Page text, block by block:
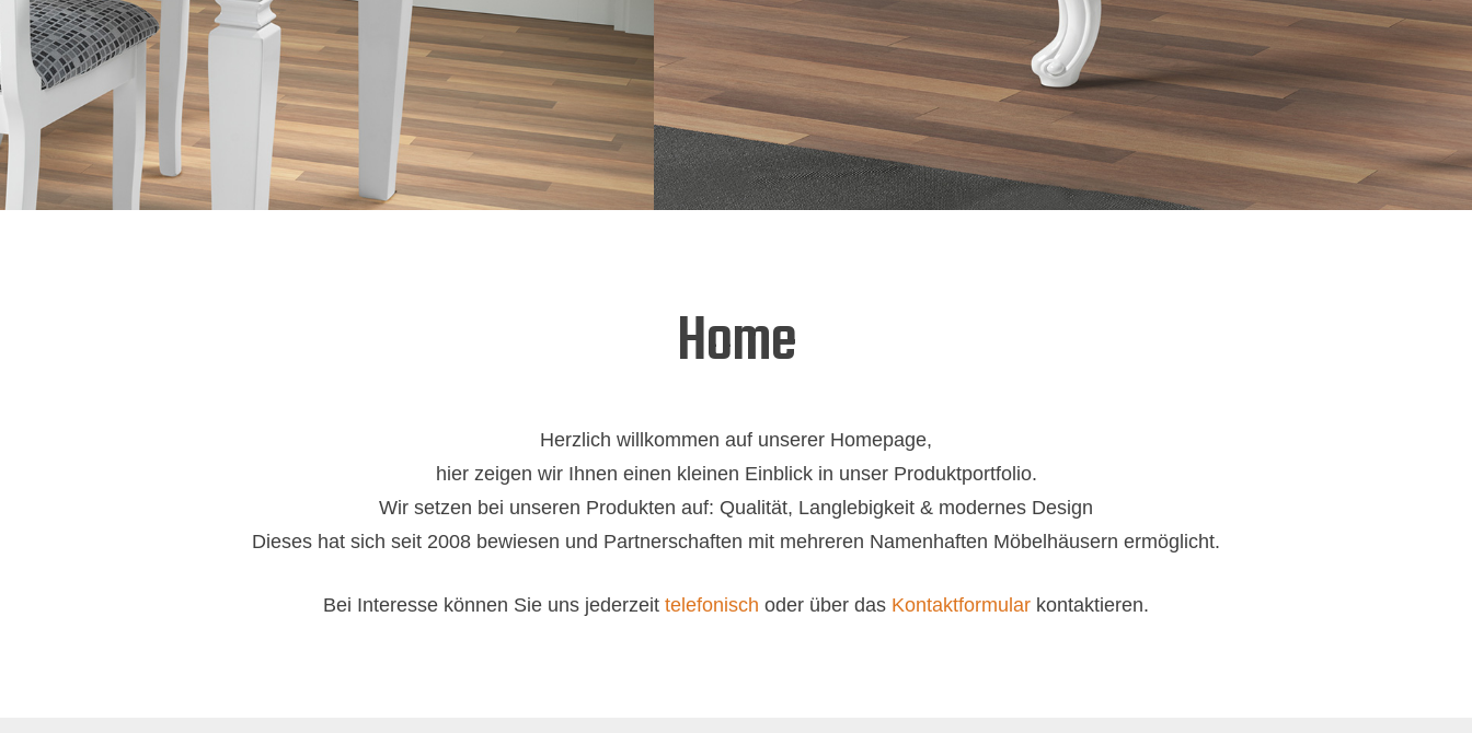
Home
Herzlich willkommen auf unserer Homepage,
hier zeigen wir Ihnen einen kleinen Einblick in unser Produktportfolio.
Wir setzen bei unseren Produkten auf: Qualität, Langlebigkeit & modernes Design
Dieses hat sich seit 2008 bewiesen und Partnerschaften mit mehreren Namenhaften Möbelhäusern ermöglicht.
Bei Interesse können Sie uns jederzeit telefonisch oder über das Kontaktformular kontaktieren.